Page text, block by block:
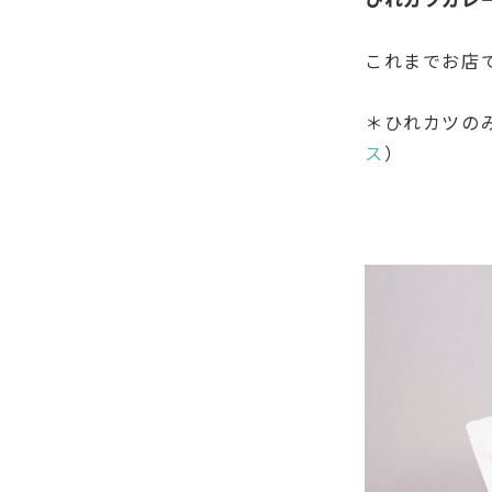
これまでお店
＊ひれカツの
ス ）